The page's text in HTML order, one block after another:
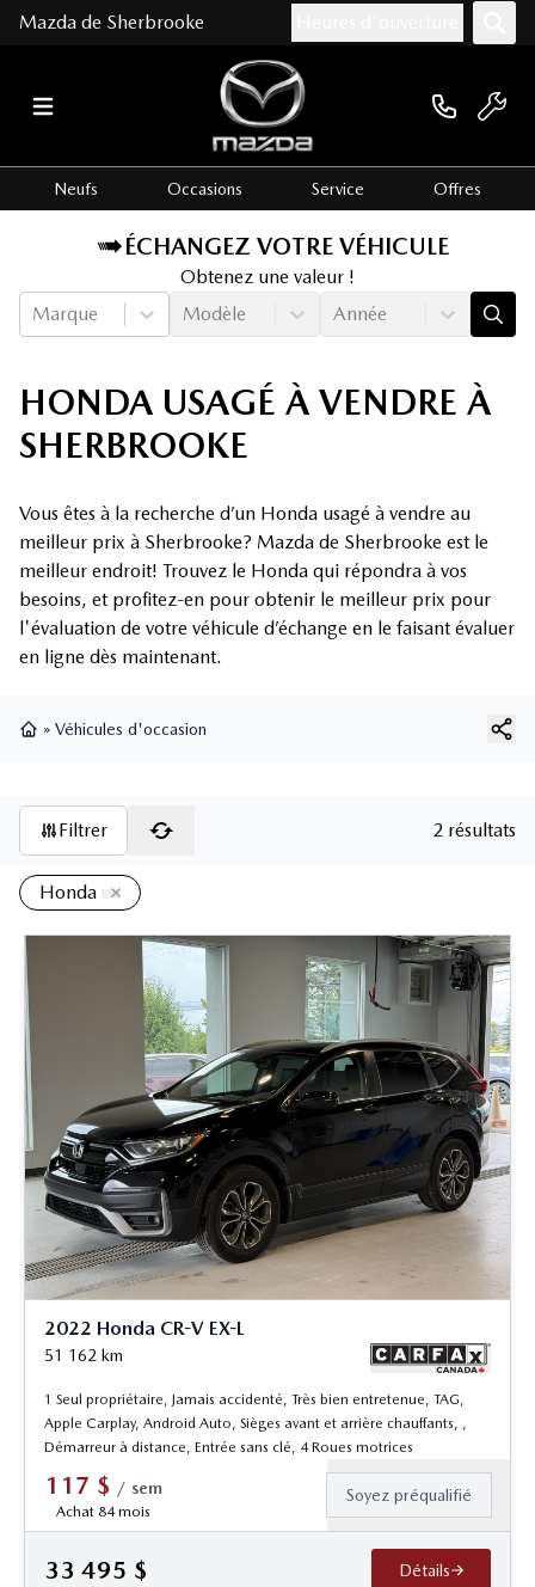
Mazda de Sherbrooke
Neufs Occasions Service Offres
ÉCHANGEZ VOTRE VÉHICULE
Obtenez une valeur !
Marque
Modèle Année
HONDA USAGÉ À VENDRE À
SHERBROOKE
Vous êtes à la recherche d’un Honda usagé à vendre au
meilleur prix à Sherbrooke? Mazda de Sherbrooke est le
meilleur endroit! Trouvez le Honda qui répondra à vos
besoins, et profitez-en pour obtenir le meilleur prix pour
l'évaluation de votre véhicule d’échange en le faisant évaluer
en ligne dès maintenant.
» Véhicules d'occasion
Filtrer 2 résultats
Honda
2022 Honda CR-V EX-L
51 162 km
1 Seul propriétaire, Jamais accidenté, Très bien entretenue, TAG,
Apple Carplay, Android Auto, Sièges avant et arrière chauffants, ,
Démarreur à distance, Entrée sans clé, 4 Roues motrices
117 $ / sem
Achat 84 mois
Soyez préqualifié
33 495 $ Détails